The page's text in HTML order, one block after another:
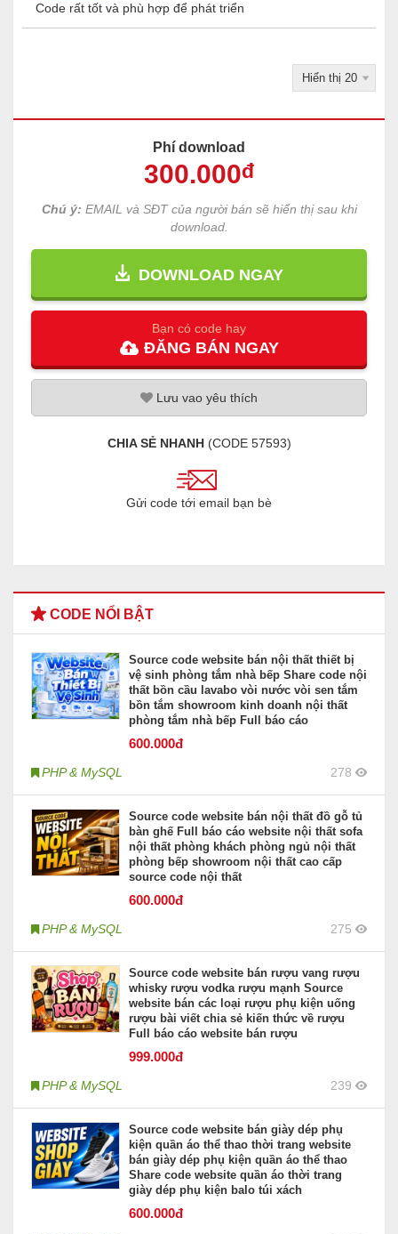
Code rất tốt và phù hợp để phát triển
Phí download
300.000đ
Chú ý: EMAIL và SĐT của người bán sẽ hiển thị sau khi
download.
DOWNLOAD NGAY
Bạn có code hay
ĐĂNG BÁN NGAY
Lưu vao yêu thích
CHIA SẺ NHANH(CODE 57593)
Gửi code tới email bạn bè
CODE NỔI BẬT
Source code website bán nội thất thiết bị
vệ sinh phòng tắm nhà bếp Share code nội
thất bồn cầu lavabo vòi nước vòi sen tắm
bồn tắm showroom kinh doanh nội thất
phòng tắm nhà bếp Full báo cáo
600.000đ
PHP & MySQL 278
Source code website bán nội thất đồ gỗ tủ
bàn ghế Full báo cáo website nội thất sofa
nội thất phòng khách phòng ngủ nội thất
phòng bếp showroom nội thất cao cấp
source code nội thất
600.000đ
PHP & MySQL 275
Source code website bán rượu vang rượu
whisky rượu vodka rượu mạnh Source
website bán các loại rượu phụ kiện uống
rượu bài viết chia sẻ kiến thức về rượu
Full báo cáo website bán rượu
999.000đ
PHP & MySQL 239
Source code website bán giày dép phụ
kiện quần áo thể thao thời trang website
bán giày dép phụ kiện quần áo thể thao
Share code website quần áo thời trang
giày dép phụ kiện balo túi xách
600.000đ